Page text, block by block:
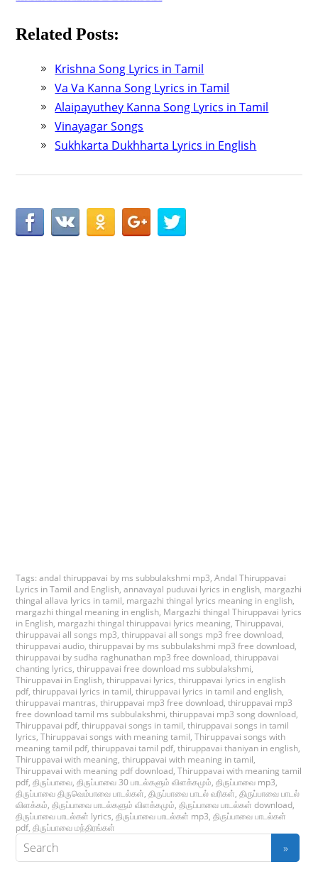
Related Posts:
Krishna Song Lyrics in Tamil
Va Va Kanna Song Lyrics in Tamil
Alaipayuthey Kanna Song Lyrics in Tamil
Vinayagar Songs
Sukhkarta Dukhharta Lyrics in English
Tags:andal thiruppavai by ms subbulakshmi mp3,Andal Thiruppavai
Lyrics in Tamil and English,annavayal puduvai lyrics in english, margazhi
thingal allava lyrics in tamil, margazhi thingal lyrics meaning in english,
margazhi thingal meaning in english, Margazhi thingal Thiruppavai lyrics
in English, margazhi thingal thiruppavai lyrics meaning,Thiruppavai,
thiruppavai all songs mp3,thiruppavai all songs mp3 free download,
thiruppavai audio,thiruppavai by ms subbulakshmi mp3 free download,
thiruppavai by sudha raghunathan mp3 free download,thiruppavai
chanting lyrics,thiruppavai free download ms subbulakshmi,
Thiruppavai in English,thiruppavai lyrics,thiruppavai lyrics in english
pdf,thiruppavai lyrics in tamil,thiruppavai lyrics in tamil and english,
thiruppavai mantras,thiruppavai mp3 free download,thiruppavai mp3
free download tamil ms subbulakshmi,thiruppavai mp3 song download,
Thiruppavai pdf,thiruppavai songs in tamil,thiruppavai songs in tamil
lyrics,Thiruppavai songs with meaning tamil,Thiruppavai songs with
meaning tamil pdf,thiruppavai tamil pdf,thiruppavai thaniyan in english,
Thiruppavai with meaning,thiruppavai with meaning in tamil,
Thiruppavai with meaning pdf download,Thiruppavai with meaning tamil
pdf,திருப்பாவை,திருப்பாவை 30 பாடல்களும் விளக்கமும்,திருப்பாவை mp3,
திருப்பாவை திருவெம்பாவை பாடல்கள்,திருப்பாவை பாடல் வரிகள்,திருப்பாவை பாடல்
விளக்கம்,திருப்பாவை பாடல்களும் விளக்கமும்,திருப்பாவை பாடல்கள் download,
திருப்பாவை பாடல்கள் lyrics,திருப்பாவை பாடல்கள் mp3,திருப்பாவை பாடல்கள்
pdf,திருப்பாவை மந்திரங்கள்